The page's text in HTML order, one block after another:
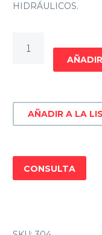
HIDRÁULICOS.
CLASSIC
cantidad
AÑADIR A LA
CONSULTA